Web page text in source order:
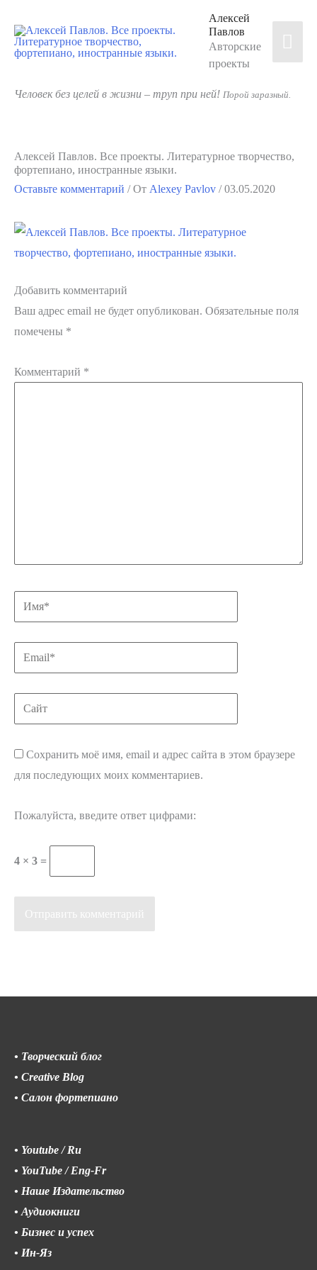
содержимому
Алексей
Павлов
Авторские
проекты
Человек без целей в жизни – труп при ней! Порой заразный.
Алексей Павлов. Все проекты. Литературное творчество,
фортепиано, иностранные языки.
Оставьте комментарий / От Alexey Pavlov /03.05.2020
Добавить комментарий
Ваш адрес email не будет опубликован. Обязательные поля
помечены *
Комментарий *
Имя*
Email*
Сайт
Сохранить моё имя, email и адрес сайта в этом браузере
для последующих моих комментариев.
Пожалуйста, введите ответ цифрами:
4 × 3 =
• Творческий блог
• Creative Blog
• Салон фортепиано
• Youtube / Ru
• YouTube / Eng-Fr
• Наше Издательство
• Аудиокниги
• Бизнес и успех
• Ин-Яз